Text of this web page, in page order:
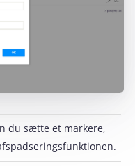
du sætte et markere,